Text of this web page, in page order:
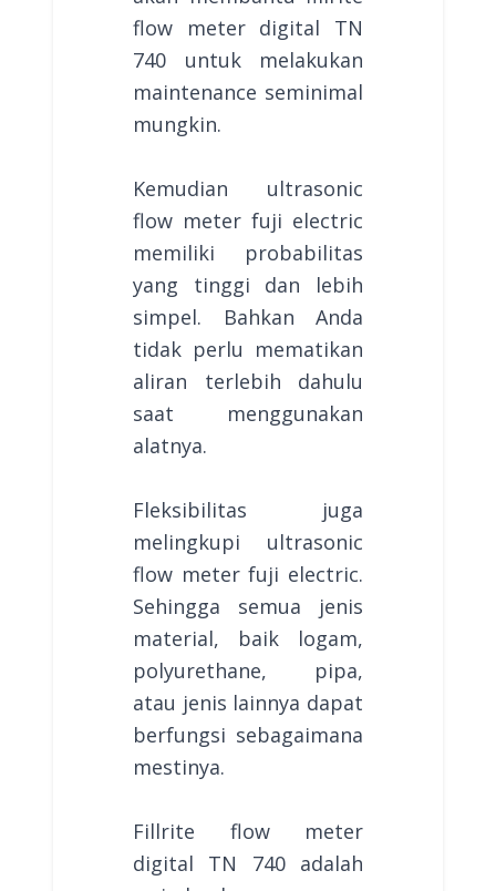
flow meter digital TN
740 untuk melakukan
maintenance seminimal
mungkin.
Kemudian ultrasonic
flow meter fuji electric
memiliki probabilitas
yang tinggi dan lebih
simpel. Bahkan Anda
tidak perlu mematikan
aliran terlebih dahulu
saat menggunakan
alatnya.
Fleksibilitas juga
melingkupi ultrasonic
flow meter fuji electric.
Sehingga semua jenis
material, baik logam,
polyurethane, pipa,
atau jenis lainnya dapat
berfungsi sebagaimana
mestinya.
Fillrite flow meter
digital TN 740 adalah